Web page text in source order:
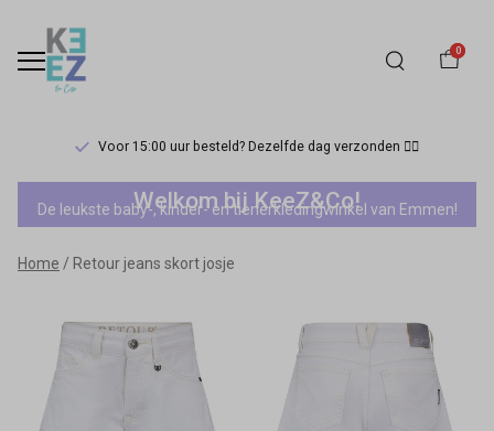
0
Voor 15:00 uur besteld? Dezelfde dag verzonden 🏃‍♀️
Retour
jeans
skort
josje
Welkom bij KeeZ&Co!
De leukste baby-, kinder- en tienerkledingwinkel van Emmen!
Home Retour jeans skort josje